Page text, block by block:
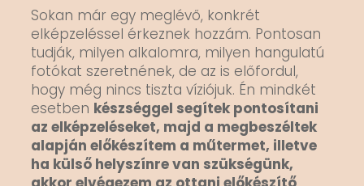
Sokan már egy meglévő, konkrét
elképzeléssel érkeznek hozzám. Pontosan
tudják, milyen alkalomra, milyen hangulatú
fotókat szeretnének, de az is előfordul,
hogy még nincs tiszta víziójuk. Én mindkét
esetben készséggel segítek pontosítani
az elképzeléseket, majd a megbeszéltek
alapján előkészítem a műtermet, illetve
ha külső helyszínre van szükségünk,